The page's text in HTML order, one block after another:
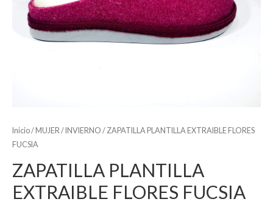
Inicio/ MUJER / INVIERNO / ZAPATILLA PLANTILLA EXTRAIBLE FLORES
FUCSIA
ZAPATILLA PLANTILLA
EXTRAIBLE FLORES FUCSIA